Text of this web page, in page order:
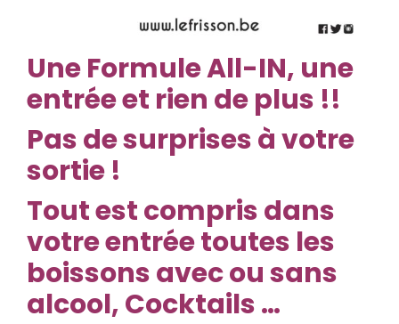
UneFormule All-IN, une
entrée et rien de plus !!
Pas de surprises à votre
sortie !
Tout est compris dans
votre entrée toutes les
boissons avec ou sans
alcool, Cocktails …